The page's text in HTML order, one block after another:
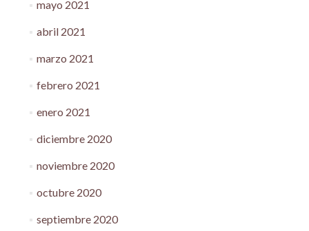
mayo 2021
abril 2021
marzo 2021
febrero 2021
enero 2021
diciembre 2020
noviembre 2020
octubre 2020
septiembre 2020